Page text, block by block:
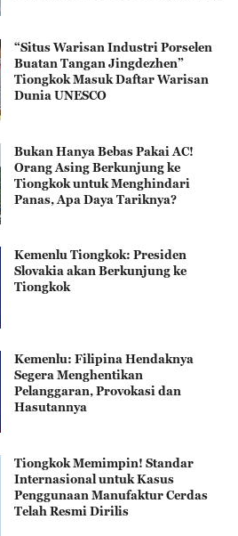
“Situs Warisan Industri Porselen
Buatan Tangan Jingdezhen”
Tiongkok Masuk Daftar Warisan
Dunia UNESCO
Bukan Hanya Bebas Pakai AC!
Orang Asing Berkunjung ke
Tiongkok untuk Menghindari
Panas, Apa Daya Tariknya?
Kemenlu Tiongkok: Presiden
Slovakia akan Berkunjung ke
Tiongkok
Kemenlu: Filipina Hendaknya
Segera Menghentikan
Pelanggaran, Provokasi dan
Hasutannya
Tiongkok Memimpin! Standar
Internasional untuk Kasus
Penggunaan Manufaktur Cerdas
Telah Resmi Dirilis